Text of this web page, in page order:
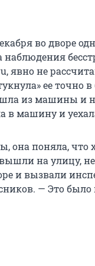
во дворе
явно не
ее точно
из машины и
в машину и
поняла, что
на улицу,
и вызвали
— Это было